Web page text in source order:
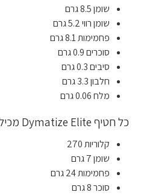
שומן 8.5 גרם
שומן רווי 5.2 גרם
פחמימות 8.1 גרם
סוכרים 0.9 גרם
סיבים 0.3 גרם
חלבון 3.3 גרם
מלח 0.06 גרם
כל חטיף Dymatize Elite מכיל (70 גרם חטיף) :
קלוריות 270
שומן 7 גרם
פחמימות 24 גרם
סוכר 8 גרם